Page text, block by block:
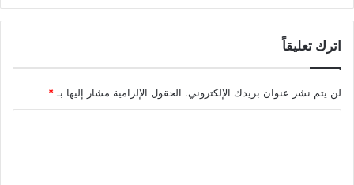
اترك تعليقاً
لن يتم نشر عنوان بريدك الإلكتروني. الحقول الإلزامية مشار إليها بـ*